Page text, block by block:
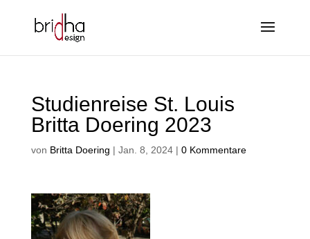
Studienreise St. Louis
Britta Doering 2023
von Britta Doering | Jan. 8, 2024| 0 Kommentare